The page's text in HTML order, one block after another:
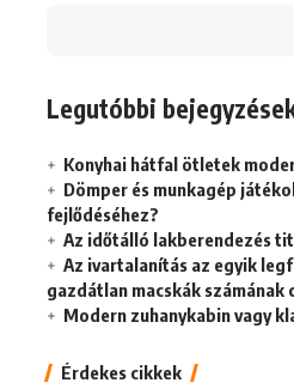
Legutóbbi
Konyhai hátfal ötletek
Dömper és munkagép
fejlődéséhez?
Az időtálló lakberendezés
Az ivartalanítás az egyik
gazdátlan macskák számának
Modern zuhanykabin vagy
Érdekes cikkek